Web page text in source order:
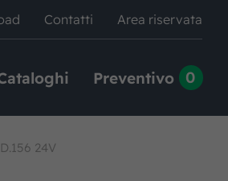
Contatti Area riservata
Preventivo 0
24V